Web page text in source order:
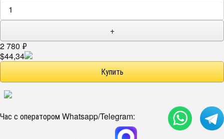
+
2 780 ₽
$44,34
Час с оператором Whatsapp/Telegram: